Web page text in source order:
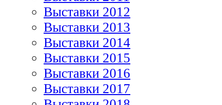
Выставки 2012
Выставки 2013
Выставки 2014
Выставки 2015
Выставки 2016
Выставки 2017